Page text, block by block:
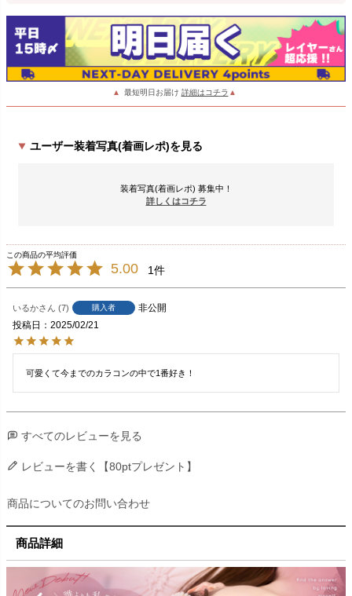
▲ 最短明日お届け 詳細はコチラ ▲
ユーザー装着写真(着画レポ)を見る
装着写真(着画レポ) 募集中！
詳しくはコチラ
5.00 1
いるか 7 購入者
非公開
投稿日
2025/02/21
可愛くて今までのカラコンの中で1番好き！
すべてのレビューを見る
レビューを書く【80ptプレゼント】
商品についてのお問い合わせ
商品詳細